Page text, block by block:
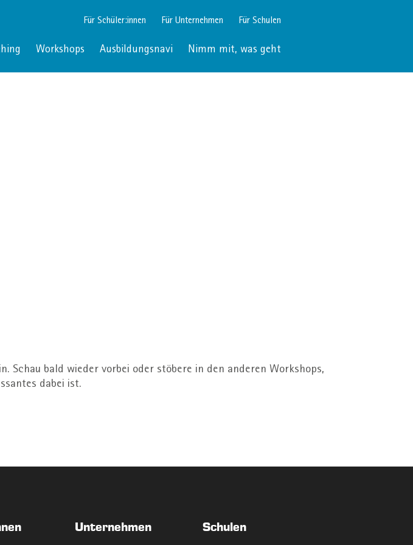
Für Schüler:innen Für Unternehmen Für Schulen
Workshops Ausbildungsnavi Nimm mit, was geht
bald wieder vorbei oder stöbere in den anderen Workshops,
dabei ist.
Unternehmen Schulen